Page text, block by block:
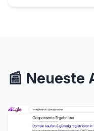
📰 Neueste